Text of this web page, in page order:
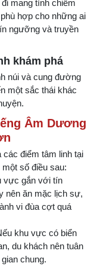
mang tính chiêm
hợp cho những ai
ngưỡng và truyền
khám phá
núi và cung đường
một sắc thái khác
Âm Dương
điểm tâm linh tại
số điều sau:
vực gắn với tín
nên ăn mặc lịch sự,
vi đùa cợt quá
khu vực có biển
du khách nên tuân
chung.